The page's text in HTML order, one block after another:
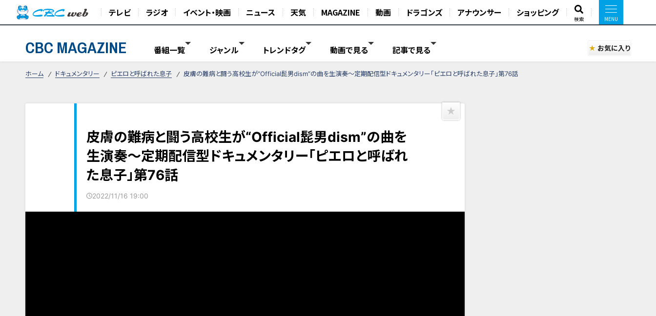
テレビ ラジオ イベント・映画 ニュース 天気 MAGAZINE 動画 ドラゴンズ アナウンサー ショッピング
検索
CBC MAGAZINE 番組一覧 ジャンル トレンドタグ 動画で見る 記事で見る お気に入り
ホーム ドキュメンタリー ピエロと呼ばれた息子 皮膚の難病と闘う高校生が“Official髭男dism”の曲を生演奏～定期配信型ドキュメンタリー「ピエロと呼ばれた息子」第76話
皮膚の難病と闘う高校生が“Official髭男dism”の曲を
生演奏～定期配信型ドキュメンタリー「ピエロと呼ばれ
た息子」第76話
2022/11/16 19:00